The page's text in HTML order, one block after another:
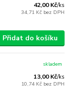
42,00 Kč/ks
34,71 Kč bez DPH
Přidat do košíku
13,00 Kč/ks
10,74 Kč bez DPH
skladem